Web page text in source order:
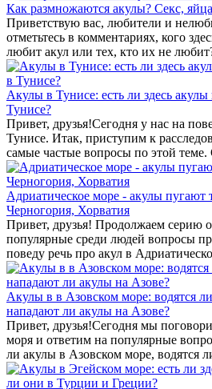
Как размножаются акулы? Секс,
Приветствую вас, любители и
отметьтесь в комментариях, кого
любит акул или тех, кто их не
Акулы в Тунисе: есть ли здесь
Тунисе?
Привет, друзья!Сегодня у нас на
Тунисе. Итак, приступим к
самые частые вопросы по этой теме.
Адриатическое море - акулы пугают
Черногория, Хорватия
Привет, друзья! Продолжаем серию
популярные среди людей вопросы
поведу речь про акул в
Акулы в в Азовском море: водятся
нападают ли акулы на Азове?
Привет, друзья!Сегодня мы
моря и ответим на популярные
ли акулы в Азовском море, водятся